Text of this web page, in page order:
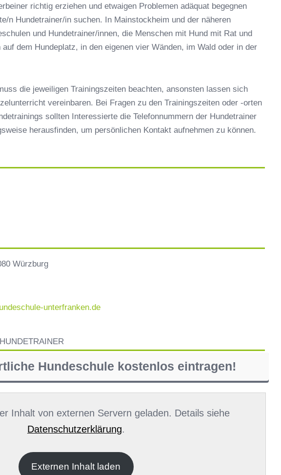
und Hundespielzeug zur Beschäftigung
in Mainstockheim
Hundetrainer in Mainstockheim
richtig erziehen und etwaigen Problemen adäquat begegnen
n Hundetrainer/in suchen. In Mainstockheim und der näheren
und Hundetrainer/innen, die Menschen mit Hund mit Rat und
dem Hundeplatz, in den eigenen vier Wänden, im Wald oder in der
die jeweiligen Trainingszeiten beachten, ansonsten lassen sich
vereinbaren. Bei Fragen zu den Trainingszeiten oder -orten
sollten Interessierte die Telefonnummern der Hundetrainer
herausfinden, um persönlichen Kontakt aufnehmen zu können.
Würzburg
unterfranken.de
Hundeschule kostenlos eintragen!
Inhalt von externen Servern geladen. Details siehe
Datenschutzerklärung.
Externen Inhalt laden